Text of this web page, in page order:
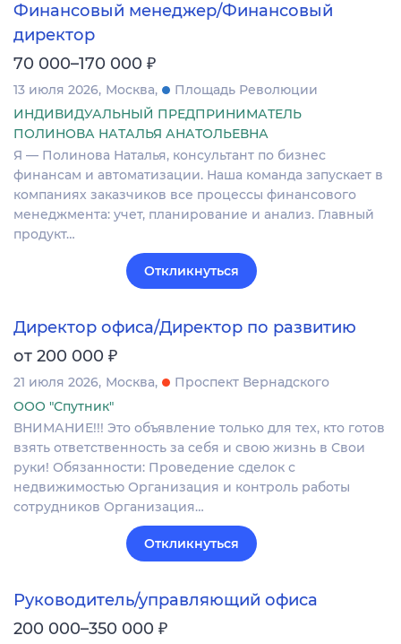
Финансовый менеджер/Финансовый
директор
70 000–170 000 ₽
13 июля 2026 Москва
Площадь Революции
ИНДИВИДУАЛЬНЫЙ ПРЕДПРИНИМАТЕЛЬ
ПОЛИНОВА НАТАЛЬЯ АНАТОЛЬЕВНА
Я — Полинова Наталья, консультант по бизнес
финансам и автоматизации. Наша команда запускает в
компаниях заказчиков все процессы финансового
менеджмента: учет, планирование и анализ. Главный
продукт…
Откликнуться
Директор офиса/Директор по развитию
от 200 000 ₽
21 июля 2026 Москва
Проспект Вернадского
ООО "Спутник"
ВНИМАНИЕ!!! Это объявление только для тех, кто готов
взять ответственность за себя и свою жизнь в Свои
руки! Обязанности: Проведение сделок с
недвижимостью Организация и контроль работы
сотрудников Организация…
Откликнуться
Руководитель/управляющий офиса
200 000–350 000 ₽